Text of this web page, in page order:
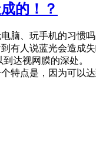
的！？
、玩手机的习惯吗
人说蓝光会造成
到达视网膜的深
点是，因为可以达